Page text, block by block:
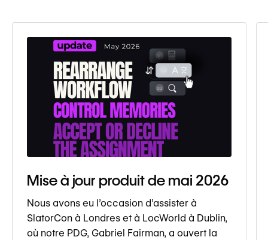
Mise à jour produit de mai 2026
Nous avons eu l’occasion d’assister à
SlatorCon à Londres et à LocWorld à Dublin,
où notre PDG, Gabriel Fairman, a ouvert la